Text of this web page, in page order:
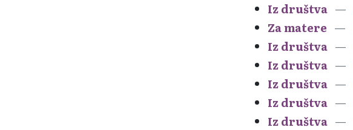
Iz društva
Za matere
Iz društva
Iz društva
Iz društva
Iz društva
Iz društva